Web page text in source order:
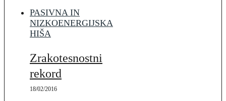
PASIVNA IN
NIZKOENERGIJSKA
HIŠA
Zrakotesnostni
rekord
18/02/2016